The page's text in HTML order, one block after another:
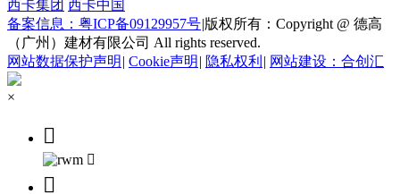
西卡集团 西卡中国
备案信息：粤ICP备09129957号|版权所有：Copyright @ 德高
（广州）建材有限公司 All rights reserved.
网站数据保护声明 | Cookie声明 | 隐私权利 | 网站建设：合创汇
×


